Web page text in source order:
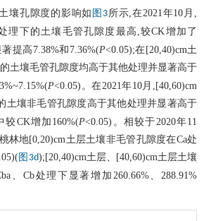
壤孔隙度的影响如 图3所示,在2021年10月,
理下的土壤毛管孔隙度最高,较CK增加了
提高7.38%和7.36%(P<0.05);在[20,40)cm土
土壤毛管孔隙度均高于其他处理并显著高于
P<0.05)。在2021年10月,[40,60)cm
土壤非毛管孔隙度高于其他处理并显著高于
较CK增加160%(P<0.05)。相较于2020年11
林地[0,20)cm土层土壤非毛管孔隙度在Ca处
图3d);[20,40)cm土层、[40,60)cm土层土壤
、Cb处理下显著增加260.66%、288.91%